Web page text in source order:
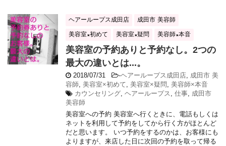
ヘアーループス成田店 成田市 美容師
美容室×初めて 美容室×疑問 美容師×本音
美容室の予約ありと予約なし。2つの
最大の違いとは...。
2018/07/31 -ヘアーループス成田店, 成田市 美
容師, 美容室×初めて, 美容室×疑問 , 美容師×本音
カウンセリング, ヘアーループス , 仕事, 成田市
美容師
美容室への予約 美容室へ行くときに、電話もしくは
ネットを利用して予約をしてから行く方がほとんど
だと思います。 いつ予約をするのかは、お客様にも
よりますが、来店した日に次回の予約を取って帰る